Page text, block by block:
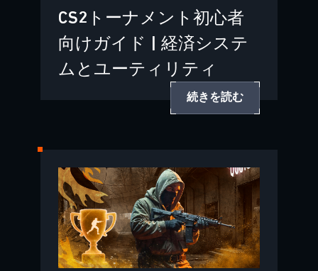
CS2トーナメント初心者
向けガイド | 経済システ
ムとユーティリティ
続きを読む